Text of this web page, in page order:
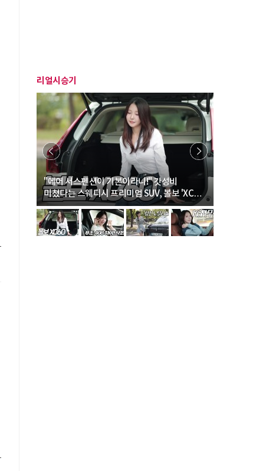
리얼시승기
"에어 서스펜션이 기본이라니!" 갓성비
미쳤다는 스웨디시 프리미엄 SUV, 볼보 'XC60
B5 울트라'